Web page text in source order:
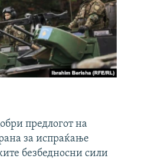
предлогот на
за испраќање
безбедносни сили